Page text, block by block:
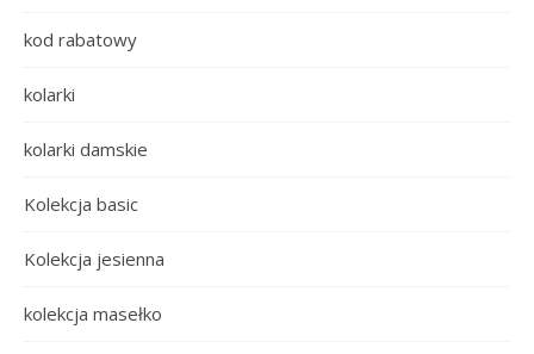
kod rabatowy
kolarki
kolarki damskie
Kolekcja basic
Kolekcja jesienna
kolekcja masełko